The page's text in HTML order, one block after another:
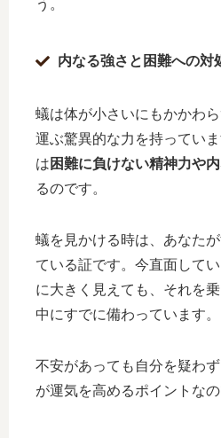
う。
内なる強さと困難への対
蟻は体が小さいにもかかわ
運ぶ驚異的な力を持ってい
は 困難に負けない精神力や
るのです。
蟻を見かける時は、あなた
ている証です。今直面して
に大きく見えても、それを
中にすでに備わっています。
不安があっても自分を疑わ
が運気を高めるポイントなの